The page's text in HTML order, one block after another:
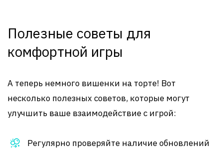
Полезные советы для
комфортной игры
А теперь немного вишенки на торте! Вот
несколько полезных советов, которые могут
улучшить ваше взаимодействие с игрой:
Регулярно проверяйте наличие обновлений